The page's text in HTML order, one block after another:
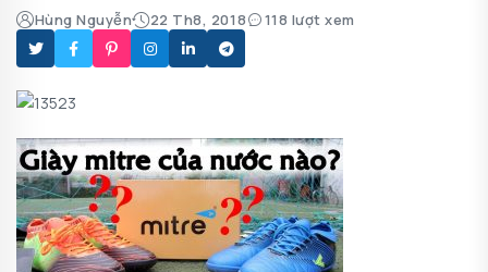
Hùng Nguyễn 22 Th8, 2018 118 lượt xem